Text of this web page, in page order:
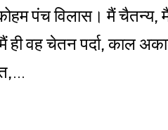
पंच विलास। मैं चैतन्य,
ही वह चेतन पर्दा, काल